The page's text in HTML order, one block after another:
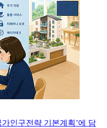
인구전략 기본계획’에 담